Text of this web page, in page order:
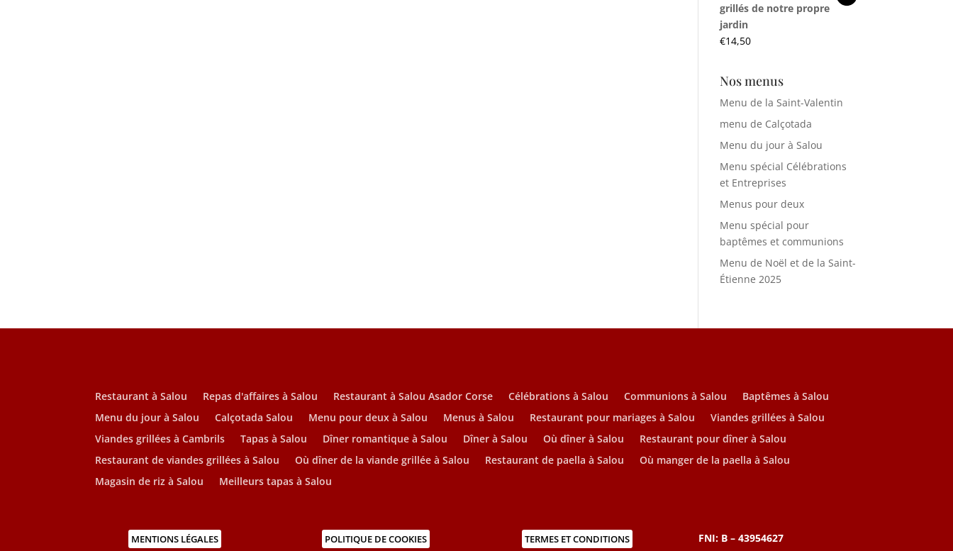
grillés de notre propre
jardin
€14,50
Nos menus
Menu de la Saint-Valentin
menu de Calçotada
Menu du jour à Salou
Menu spécial Célébrations
et Entreprises
Menus pour deux
Menu spécial pour
baptêmes et communions
Menu de Noël et de la Saint-
Étienne 2025
Restaurant à Salou Repas d'affaires à Salou Restaurant à Salou Asador Corse Célébrations à Salou Communions à Salou
Baptêmes à Salou
Menu du jour à Salou
Calçotada Salou Menu pour deux à Salou Menus à Salou Restaurant pour mariages à Salou
Viandes grillées à Salou
Viandes grillées à Cambrils
Tapas à Salou Dîner romantique à Salou Dîner à Salou Où dîner à Salou
Restaurant pour dîner à Salou
Restaurant de viandes grillées à Salou
Où dîner de la viande grillée à Salou Restaurant de paella à Salou
Où manger de la paella à Salou
Magasin de riz à Salou
Meilleurs tapas à Salou
MENTIONS LÉGALES POLITIQUE DE COOKIES TERMES ET CONDITIONS FNI: B – 43954627